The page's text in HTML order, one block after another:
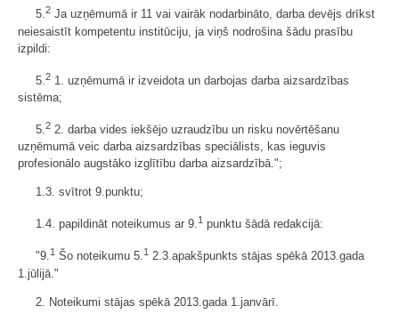
5.2 Ja uzņēmumā ir 11 vai vairāk nodarbināto, darba devējs drīkst
neiesaistīt kompetentu institūciju, ja viņš nodrošina šādu prasību
izpildi:
5. 2 1. uzņēmumā ir izveidota un darbojas darba aizsardzības
sistēma;
5.2 2. darba vides iekšējo uzraudzību un risku novērtēšanu
uzņēmumā veic darba aizsardzības speciālists, kas ieguvis
profesionālo augstāko izglītību darba aizsardzībā.";
1.3. svītrot 9.punktu;
1.4. papildināt noteikumus ar 9.1 punktu šādā redakcijā:
"9.1 Šo noteikumu 5.1 2.3.apakšpunkts stājas spēkā 2013.gada
1.jūlijā."
2. Noteikumi stājas spēkā 2013.gada 1.janvārī.